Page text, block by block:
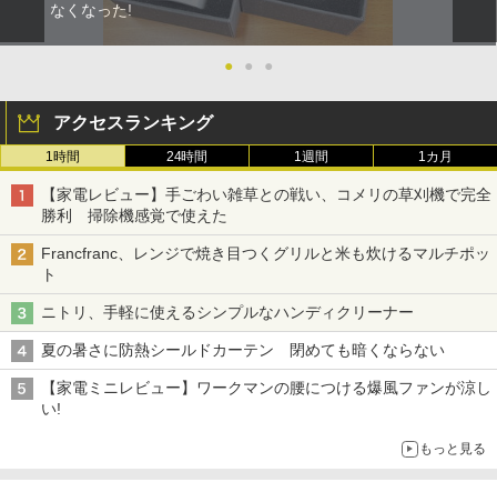
なくなった!
● ● ●
アクセスランキング
1時間 24時間 1週間 1カ月
【家電レビュー】手ごわい雑草との戦い、コメリの草刈機で完全
勝利 掃除機感覚で使えた
Francfranc、レンジで焼き目つくグリルと米も炊けるマルチポッ
ト
ニトリ、手軽に使えるシンプルなハンディクリーナー
夏の暑さに防熱シールドカーテン 閉めても暗くならない
【家電ミニレビュー】ワークマンの腰につける爆風ファンが涼し
い!
もっと見る